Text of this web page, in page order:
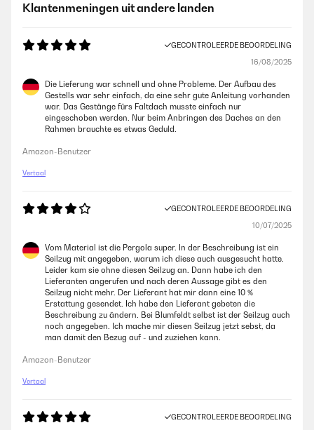
Klantenmeningen uit andere landen
GECONTROLEERDE BEOORDELING
16/08/2025
Die Lieferung war schnell und ohne Probleme. Der Aufbau des
Gestells war sehr einfach, da eine sehr gute Anleitung vorhanden
war. Das Gestänge fürs Faltdach musste einfach nur
eingeschoben werden. Nur beim Anbringen des Daches an den
Rahmen brauchte es etwas Geduld.
Amazon-Benutzer
Vertaal
GECONTROLEERDE BEOORDELING
10/07/2025
Vom Material ist die Pergola super. In der Beschreibung ist ein
Seilzug mit angegeben, warum ich diese auch ausgesucht hatte.
Leider kam sie ohne diesen Seilzug an. Dann habe ich den
Lieferanten angerufen und nach deren Aussage gibt es den
Seilzug nicht mehr. Der Lieferant hat mir dann eine 10 %
Erstattung gesendet. Ich habe den Lieferant gebeten die
Beschreibung zu ändern. Bei Blumfeldt selbst ist der Seilzug auch
noch angegeben. Ich mache mir diesen Seilzug jetzt sebst, da
man damit den Bezug auf - und zuziehen kann.
Amazon-Benutzer
Vertaal
GECONTROLEERDE BEOORDELING